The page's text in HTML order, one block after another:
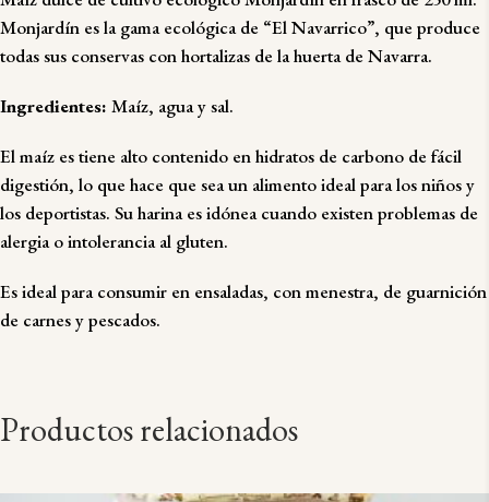
Monjardín es la gama ecológica de “El Navarrico”, que produce
todas sus conservas con hortalizas de la huerta de Navarra.
Ingredientes: Maíz, agua y sal.
El maíz es tiene alto contenido en hidratos de carbono de fácil
digestión, lo que hace que sea un alimento ideal para los niños y
los deportistas. Su harina es idónea cuando existen problemas de
alergia o intolerancia al gluten.
Es ideal para consumir en ensaladas, con menestra, de guarnición
de carnes y pescados.
Productos relacionados